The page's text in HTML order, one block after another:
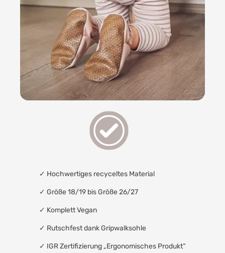
✓ Hochwertiges recyceltes Material
✓ Größe 18/19 bis Größe 26/27
✓ Komplett Vegan
✓ Rutschfest dank Gripwalksohle
✓ IGR Zertifizierung „Ergonomisches Produkt“